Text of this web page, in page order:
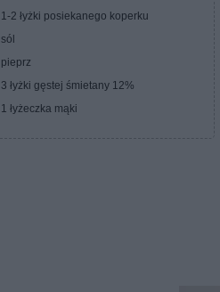
1-2 łyżki posiekanego koperku
sól
pieprz
3 łyżki gęstej śmietany 12%
1 łyżeczka mąki